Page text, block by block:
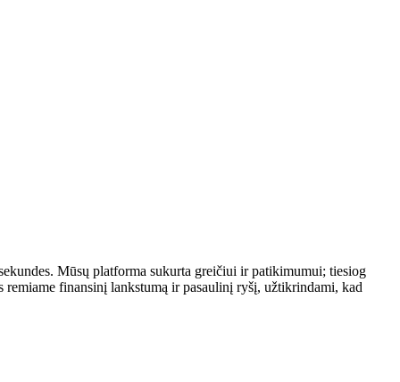
Mūsų platforma sukurta greičiui ir patikimumui; tiesiog
finansinį lankstumą ir pasaulinį ryšį, užtikrindami, kad